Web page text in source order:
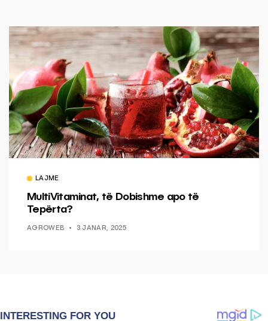
LAJME
MultiVitaminat, të Dobishme apo të
Tepërta?
AGROWEB 3 JANAR, 2025